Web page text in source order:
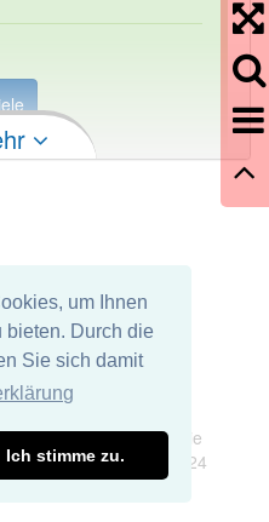
um Ihnen
bieten. Durch die
Sie sich damit
Ich stimme zu.
aber mit
haben den Artikel
und keine Haftung für die
Seite. DDDEasy 2024